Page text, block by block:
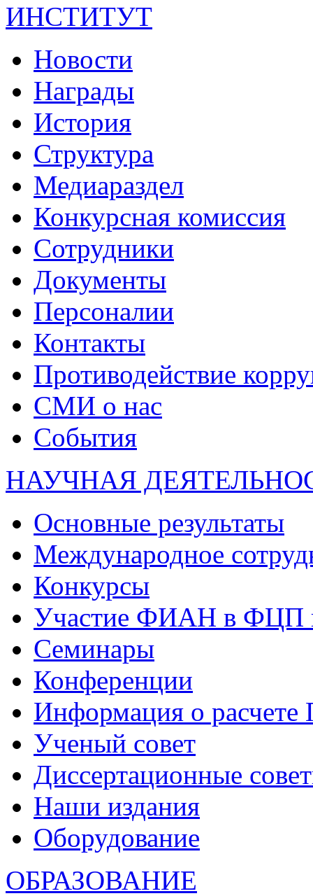
ИНСТИТУТ
Новости
Награды
История
Структура
Медиараздел
Конкурсная комиссия
Сотрудники
Документы
Персоналии
Контакты
Противодействие
СМИ о нас
События
НАУЧНАЯ
Основные результаты
Международное
Конкурсы
Участие ФИАН в ФЦП
Семинары
Конференции
Информация о
Ученый совет
Диссертационные
Наши издания
Оборудование
ОБРАЗОВАНИЕ